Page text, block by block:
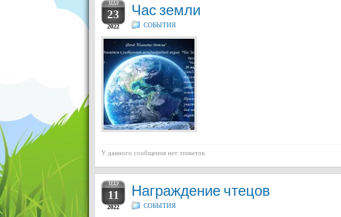
МАР
23
2022
Час земли
СОБЫТИЯ
У данного сообщения нет этикеток
МАР
11
2022
Награждение чтецов
СОБЫТИЯ